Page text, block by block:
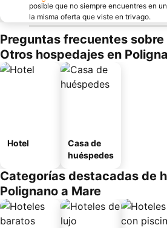
posible que no siempre encuentres en
la misma oferta que viste en trivago.
Preguntas frecuentes sobre
Otros hospedajes en
Hotel
Casa de
huéspedes
Categorías destacadas de
Polignano a Mare